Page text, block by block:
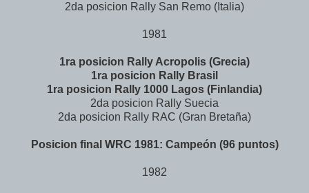
2da posicion Rally San Remo (Italia)
1981
1ra posicion Rally Acropolis (Grecia)
1ra posicion Rally Brasil
1ra posicion Rally 1000 Lagos (Finlandia)
2da posicion Rally Suecia
2da posicion Rally RAC (Gran Bretaña)
Posicion final WRC 1981: Campeón (96 puntos)
1982